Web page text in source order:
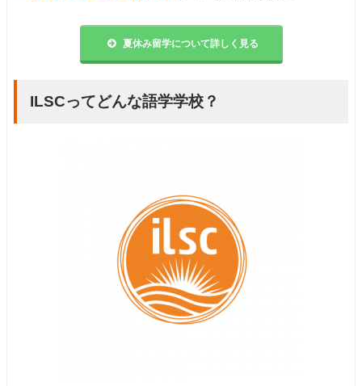
夏休み留学について詳しく見る
ILSCってどんな語学学校？